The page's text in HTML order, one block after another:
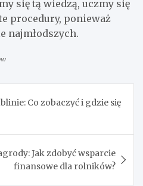
się tą wiedzą, uczmy się
procedury, ponieważ
najmłodszych.
Co zobaczyć i gdzie się
Jak zdobyć wsparcie
finansowe dla rolników?